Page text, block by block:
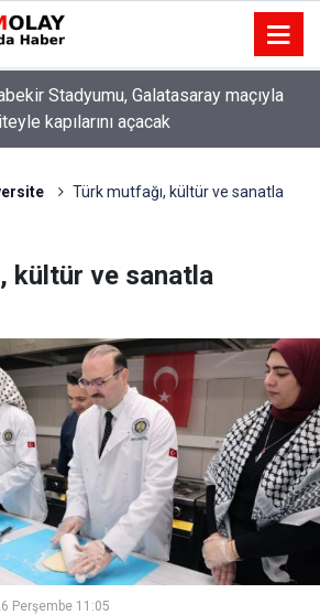
Stadyumu, Galatasaray maçıyla
kapılarını açacak
Türk mutfağı, kültür ve sanatla
kültür ve sanatla
Perşembe 11:05